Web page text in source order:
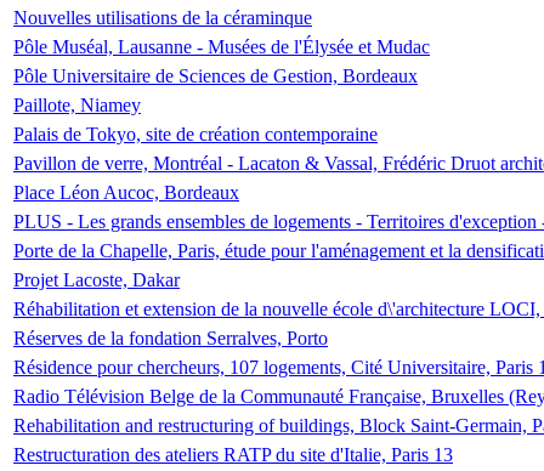
Nouvelles utilisations de la céraminque
Pôle Muséal, Lausanne - Musées de l'Élysée et Mudac
Pôle Universitaire de Sciences de Gestion, Bordeaux
Paillote, Niamey
Palais de Tokyo, site de création contemporaine
Pavillon de verre, Montréal - Lacaton & Vassal, Frédéric Druot
Place Léon Aucoc, Bordeaux
PLUS - Les grands ensembles de logements - Territoires
Porte de la Chapelle, Paris, étude pour l'aménagement et la
Projet Lacoste, Dakar
Réhabilitation et extension de la nouvelle école d\'architecture
Réserves de la fondation Serralves, Porto
Résidence pour chercheurs, 107 logements, Cité Universitaire, Paris
Radio Télévision Belge de la Communauté Française, Bruxelles
Rehabilitation and restructuring of buildings, Block Saint-Germain,
Restructuration des ateliers RATP du site d'Italie, Paris 13